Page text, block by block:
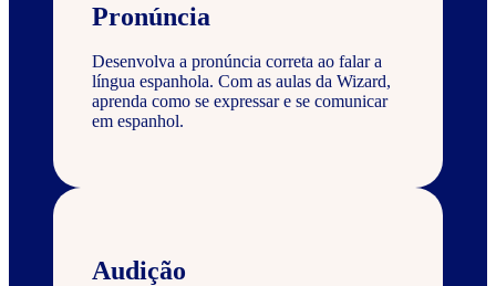
Pronúncia
Desenvolva a pronúncia correta ao falar a
língua espanhola. Com as aulas da Wizard,
aprenda como se expressar e se comunicar
em espanhol.
Audição